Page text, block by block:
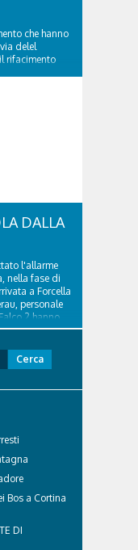
che hanno
delel
rifacimento
DALLA
l'allarme
nella fase di
a Forcella
personale
2 hanno
Bos a Cortina
DI